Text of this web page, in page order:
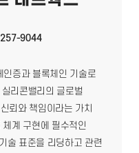
9044
인증과 블록체인 기술로
리콘밸리의 글로벌
뢰와 책임이라는 가치
계 구현에 필수적인
술 표준을 리딩하고 관련